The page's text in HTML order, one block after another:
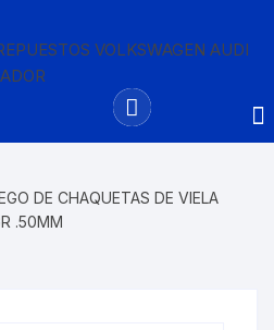
DE CHAQUETAS DE VIELA
.50MM